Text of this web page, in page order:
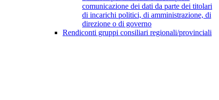
comunicazione dei dati da parte dei titolari
di incarichi politici, di amministrazione, di
direzione o di governo
Rendiconti gruppi consiliari regionali/provinciali